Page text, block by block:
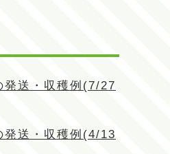
発送・収穫例(7/27
発送・収穫例(4/13